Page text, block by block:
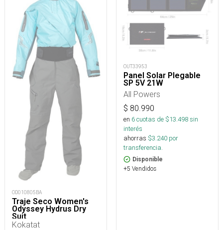
OD010805BA
Traje Seco Women's
Odyssey Hydrus Dry
Suit
Kokatat
OUT33953
Panel Solar Plegable
SP 5V 21W
All Powers
$ 80.990
en 6cuotas de $13.498sin
interés
ahorras $3.240 por
transferencia.
Disponible
+5 Vendidos